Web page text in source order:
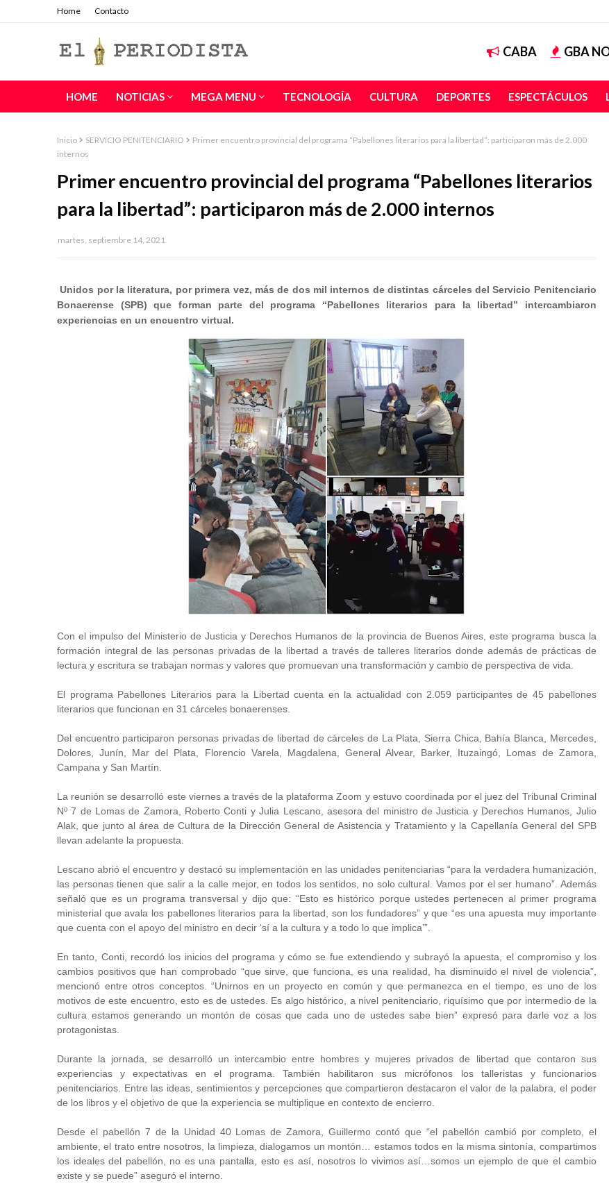
Home Contacto
CABA GBA
HOME NOTICIAS MEGA MENU TECNOLOGÍA CULTURA DEPORTES ESPECTÁCULOS
Inicio SERVICIO PENITENCIARIO
Primer encuentro provincial del programa “Pabellones literarios para la libertad”: participaron más de 2.000
internos
Primer encuentro provincial del programa “Pabellones literarios
para la libertad”: participaron más de 2.000 internos
martes, septiembre 14, 2021
Unidos por la literatura, por primera vez, más de dos mil internos de distintas cárceles del Servicio Penitenciario
Bonaerense (SPB) que forman parte del programa “Pabellones literarios para la libertad” intercambiaron
experiencias en un encuentro virtual.
Con el impulso del Ministerio de Justicia y Derechos Humanos de la provincia de Buenos Aires, este programa busca la
formación integral de las personas privadas de la libertad a través de talleres literarios donde además de prácticas de
lectura y escritura se trabajan normas y valores que promuevan una transformación y cambio de perspectiva de vida.
El programa Pabellones Literarios para la Libertad cuenta en la actualidad con 2.059 participantes de 45 pabellones
literarios que funcionan en 31 cárceles bonaerenses.
Del encuentro participaron personas privadas de libertad de cárceles de La Plata, Sierra Chica, Bahía Blanca, Mercedes,
Dolores, Junín, Mar del Plata, Florencio Varela, Magdalena, General Alvear, Barker, Ituzaingó, Lomas de Zamora,
Campana y San Martín.
La reunión se desarrolló este viernes a través de la plataforma Zoom y estuvo coordinada por el juez del Tribunal Criminal
Nº 7 de Lomas de Zamora, Roberto Conti y Julia Lescano, asesora del ministro de Justicia y Derechos Humanos, Julio
Alak, que junto al área de Cultura de la Dirección General de Asistencia y Tratamiento y la Capellanía General del SPB
llevan adelante la propuesta.
Lescano abrió el encuentro y destacó su implementación en las unidades penitenciarias “para la verdadera humanización,
las personas tienen que salir a la calle mejor, en todos los sentidos, no solo cultural. Vamos por el ser humano”. Además
señaló que es un programa transversal y dijo que: “Esto es histórico porque ustedes pertenecen al primer programa
ministerial que avala los pabellones literarios para la libertad, son los fundadores” y que “es una apuesta muy importante
que cuenta con el apoyo del ministro en decir ‘sí a la cultura y a todo lo que implica’”.
En tanto, Conti, recordó los inicios del programa y cómo se fue extendiendo y subrayó la apuesta, el compromiso y los
cambios positivos que han comprobado “que sirve, que funciona, es una realidad, ha disminuido el nivel de violencia”,
mencionó entre otros conceptos. “Unirnos en un proyecto en común y que permanezca en el tiempo, es uno de los
motivos de este encuentro, esto es de ustedes. Es algo histórico, a nivel penitenciario, riquísimo que por intermedio de la
cultura estamos generando un montón de cosas que cada uno de ustedes sabe bien” expresó para darle voz a los
protagonistas.
Durante la jornada, se desarrolló un intercambio entre hombres y mujeres privados de libertad que contaron sus
experiencias y expectativas en el programa. También habilitaron sus micrófonos los talleristas y funcionarios
penitenciarios. Entre las ideas, sentimientos y percepciones que compartieron destacaron el valor de la palabra, el poder
de los libros y el objetivo de que la experiencia se multiplique en contexto de encierro.
Desde el pabellón 7 de la Unidad 40 Lomas de Zamora, Guillermo contó que “el pabellón cambió por completo, el
ambiente, el trato entre nosotros, la limpieza, dialogamos un montón… estamos todos en la misma sintonía, compartimos
los ideales del pabellón, no es una pantalla, esto es así, nosotros lo vivimos así…somos un ejemplo de que el cambio
existe y se puede” aseguró el interno.